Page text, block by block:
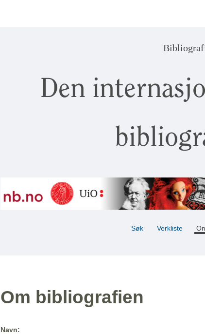
Den
Søk Verkliste
Om bibliografien
Navn: